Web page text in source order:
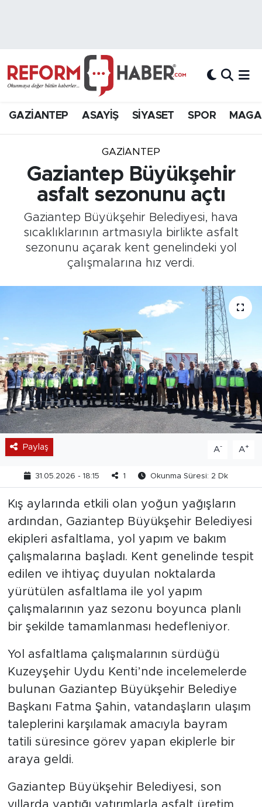
GAZİANTEP ASAYİŞ SİYASET SPOR
GAZIANTEP
Gaziantep Büyükşehir
asfalt sezonunu açtı
Gaziantep Büyükşehir Belediyesi, hava
sıcaklıklarının artmasıyla birlikte asfalt
sezonunu açarak kent genelindeki yol
çalışmalarına hız verdi.
Paylaş A- A+
31.05.2026 - 18:15 1 Okunma Süresi: 2 Dk
Kış aylarında etkili olan yoğun yağışların
ardından, Gaziantep Büyükşehir Belediyesi
ekipleri asfaltlama, yol yapım ve bakım
çalışmalarına başladı. Kent genelinde tespit
edilen ve ihtiyaç duyulan noktalarda
yürütülen asfaltlama ile yol yapım
çalışmalarının yaz sezonu boyunca planlı
bir şekilde tamamlanması hedefleniyor.
Yol asfaltlama çalışmalarının sürdüğü
Kuzeyşehir Uydu Kenti’nde incelemelerde
bulunan Gaziantep Büyükşehir Belediye
Başkanı Fatma Şahin, vatandaşların ulaşım
taleplerini karşılamak amacıyla bayram
tatili süresince görev yapan ekiplerle bir
araya geldi.
Gaziantep Büyükşehir Belediyesi, son
yıllarda yaptığı yatırımlarla asfalt üretim
Hava Durumu
Süper Lig Puan Durumu ve Fikstür
Tüm Manşetler
Son Dakika Haberleri
Haber Arşivi